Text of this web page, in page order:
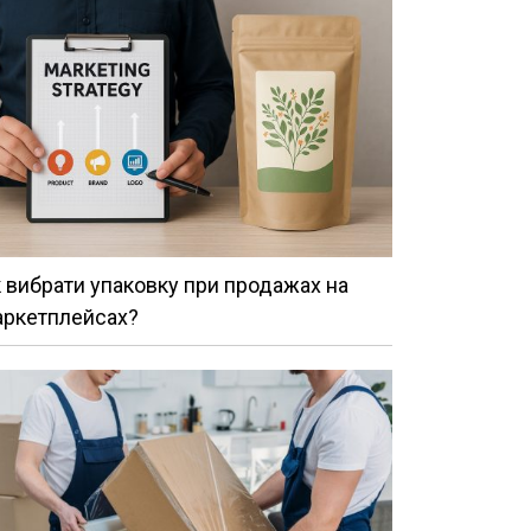
вибрати упаковку при продажах на